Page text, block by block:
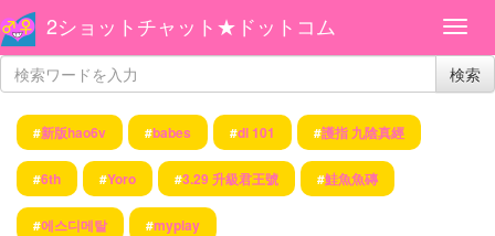
2ショットチャット★ドットコム
検索
#新版hao6v #babes #dl 101 #護指 九陰真經
#6th #Yoro #3.29 升級君王號 #鮭魚魚磚
#에스디메탈 #myplay